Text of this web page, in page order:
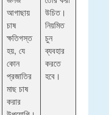
আগাছায়
চাষ
ক্ষতিগস্ত
হয়, যে
কোন
প্রজাতির
মাছ চাষ
করার
উচিত।
নিয়মিত
চুন
ব্যবহার
করতে
হবে।